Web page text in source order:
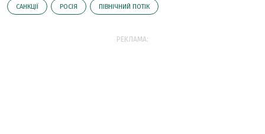
САНКЦІЇ РОСІЯ ПІВНІЧНИЙ ПОТІК
РЕКЛАМА: